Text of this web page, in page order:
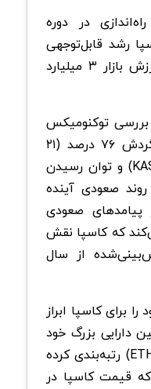
در دوره
نوامبر ۲۰۲۱، کاسپا رشد قابل‌توجهی
را از خود نشان داده و به ارزش بازار ۳ میلیارد
بررسی توکنومیکس
کاسپا پرداخت و عرضه در گردش ۷۶ درصد (۲۱
میلیارد از ۲۸ میلیارد توکن KAS) و توان رسیدن
را در روند صعودی آینده
پیامدهای صعودی
که کاسپا نقش
از سال
برای کاسپا ابراز
دارایی بزرگ خود
(ETH) رتبه‌بندی کرده
قیمت کاسپا در